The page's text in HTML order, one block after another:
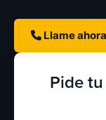
Llame
Pide